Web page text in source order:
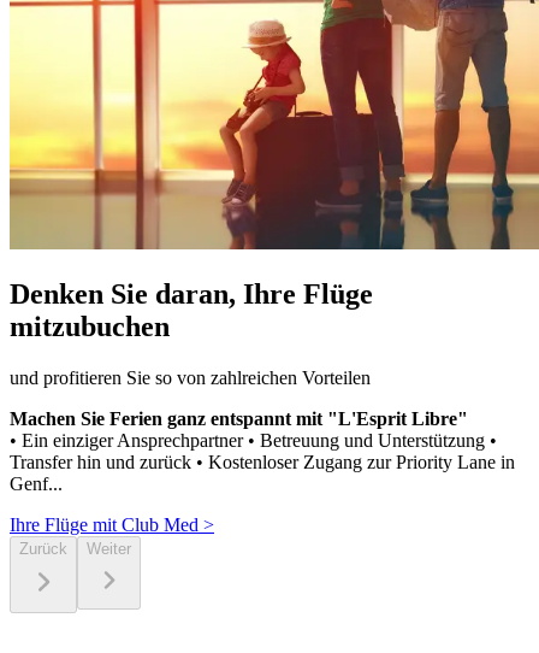
Denken Sie daran, Ihre Flüge
mitzubuchen
und profitieren Sie so von zahlreichen Vorteilen
Machen Sie Ferien ganz entspannt mit "L'Esprit Libre"
• Ein einziger Ansprechpartner • Betreuung und Unterstützung •
Transfer hin und zurück • Kostenloser Zugang zur Priority Lane in
Genf...
Ihre Flüge mit Club Med >
Zurück Weiter